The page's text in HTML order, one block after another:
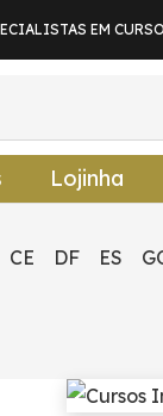
EM
Lojinha
CE DF ES